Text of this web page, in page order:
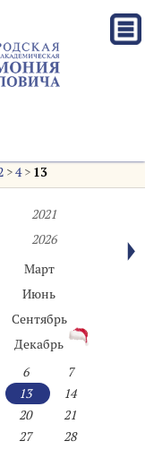
>4> 13
2021
2026
Март
Июнь
Сентябрь
Декабрь
6
7
13
14
20
21
27
28